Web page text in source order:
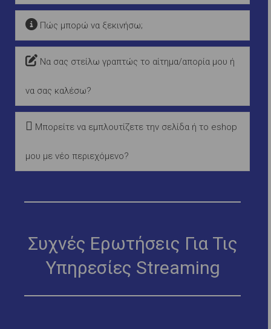
Πώς μπορώ να ξεκινήσω;
Να σας στείλω γραπτώς το αίτημα/απορία μου ή
να σας καλέσω?
Μπορείτε να εμπλουτίζετε την σελίδα ή το eshop
μου με νέο περιεχόμενο?
Συχνές Ερωτήσεις Για Τις
Υπηρεσίες Streaming